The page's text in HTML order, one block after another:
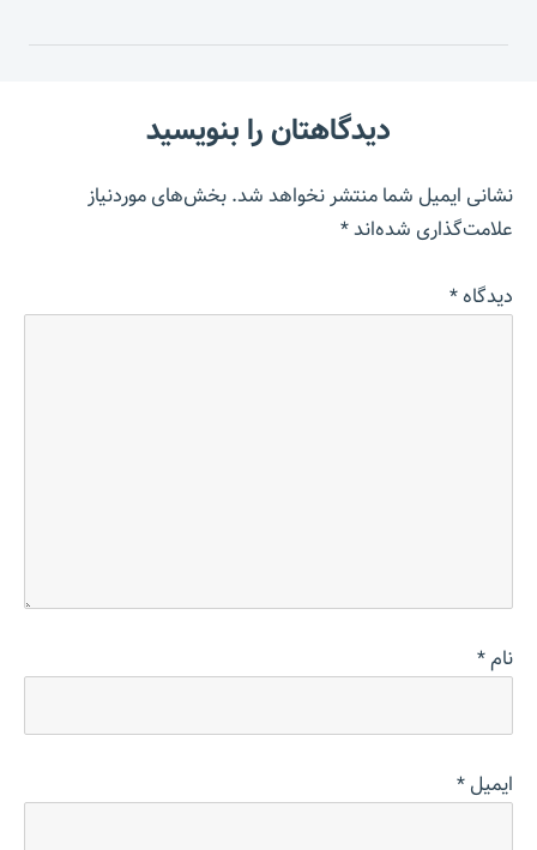
دیدگاهتان را بنویسید
نشانی ایمیل شما منتشر نخواهد شد.بخش‌های موردنیاز
علامت‌گذاری شده‌اند*
دیدگاه*
نام*
ایمیل*